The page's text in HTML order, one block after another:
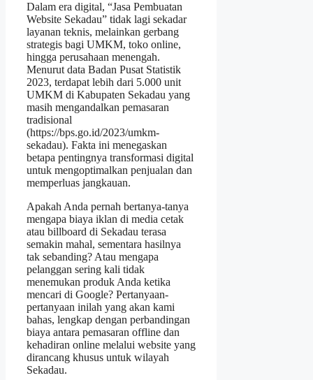
Dalam era digital, “Jasa Pembuatan
Website Sekadau” tidak lagi sekadar
layanan teknis, melainkan gerbang
strategis bagi UMKM, toko online,
hingga perusahaan menengah.
Menurut data Badan Pusat Statistik
2023, terdapat lebih dari 5.000 unit
UMKM di Kabupaten Sekadau yang
masih mengandalkan pemasaran
tradisional
(https://bps.go.id/2023/umkm-
sekadau). Fakta ini menegaskan
betapa pentingnya transformasi digital
untuk mengoptimalkan penjualan dan
memperluas jangkauan.
Apakah Anda pernah bertanya-tanya
mengapa biaya iklan di media cetak
atau billboard di Sekadau terasa
semakin mahal, sementara hasilnya
tak sebanding? Atau mengapa
pelanggan sering kali tidak
menemukan produk Anda ketika
mencari di Google? Pertanyaan-
pertanyaan inilah yang akan kami
bahas, lengkap dengan perbandingan
biaya antara pemasaran offline dan
kehadiran online melalui website yang
dirancang khusus untuk wilayah
Sekadau.